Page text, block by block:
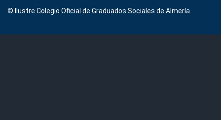
© Ilustre Colegio Oficial de Graduados Sociales de Almería